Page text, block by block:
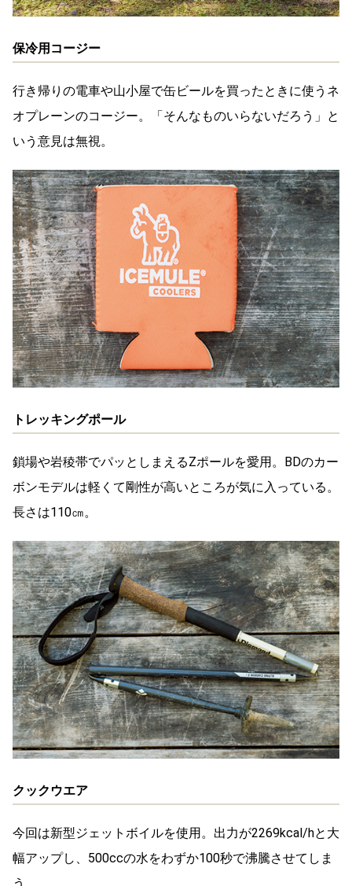
保冷用コージー
行き帰りの電車や山小屋で缶ビールを買ったときに使うネ
オプレーンのコージー。「そんなものいらないだろう」と
いう意見は無視。
トレッキングポール
鎖場や岩稜帯でパッとしまえるZポールを愛用。BDのカー
ボンモデルは軽くて剛性が高いところが気に入っている。
長さは110㎝。
クックウエア
今回は新型ジェットボイルを使用。出力が2269kcal/hと大
幅アップし、500ccの水をわずか100秒で沸騰させてしま